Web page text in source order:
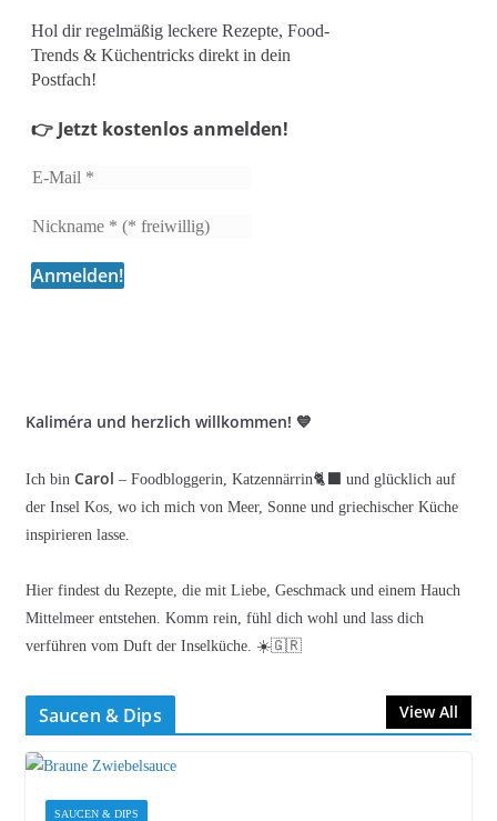
Hol dir regelmäßig leckere Rezepte, Food-
Trends & Küchentricks direkt in dein
Postfach!
👉 Jetzt kostenlos anmelden!
Kaliméra und herzlich willkommen! 💙
Ich bin Carol – Foodbloggerin, Katzennärrin🐈‍⬛ und glücklich auf
der Insel Kos, wo ich mich von Meer, Sonne und griechischer Küche
inspirieren lasse.
Hier findest du Rezepte, die mit Liebe, Geschmack und einem Hauch
Mittelmeer entstehen. Komm rein, fühl dich wohl und lass dich
verführen vom Duft der Inselküche. ☀️🇬🇷
Saucen & Dips View All
SAUCEN & DIPS